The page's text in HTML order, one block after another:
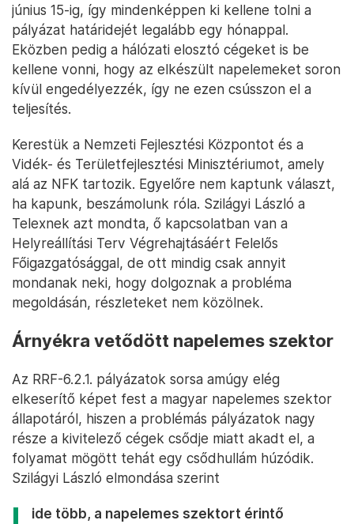
június 15-ig, így mindenképpen ki kellene tolni a
pályázat határidejét legalább egy hónappal.
Eközben pedig a hálózati elosztó cégeket is be
kellene vonni, hogy az elkészült napelemeket soron
kívül engedélyezzék, így ne ezen csússzon el a
teljesítés.
Kerestük a Nemzeti Fejlesztési Központot és a
Vidék- és Területfejlesztési Minisztériumot, amely
alá az NFK tartozik. Egyelőre nem kaptunk választ,
ha kapunk, beszámolunk róla. Szilágyi László a
Telexnek azt mondta, ő kapcsolatban van a
Helyreállítási Terv Végrehajtásáért Felelős
Főigazgatósággal, de ott mindig csak annyit
mondanak neki, hogy dolgoznak a probléma
megoldásán, részleteket nem közölnek.
Árnyékra vetődött napelemes szektor
Az RRF-6.2.1. pályázatok sorsa amúgy elég
elkeserítő képet fest a magyar napelemes szektor
állapotáról, hiszen a problémás pályázatok nagy
része a kivitelező cégek csődje miatt akadt el, a
folyamat mögött tehát egy csődhullám húzódik.
Szilágyi László elmondása szerint
ide több, a napelemes szektort érintő